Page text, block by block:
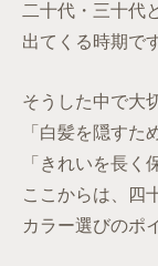
二十代・三十代
出てくる時期で
そうした中で大
「白髪を隠すた
「きれいを長く
ここからは、四
カラー選びのポ